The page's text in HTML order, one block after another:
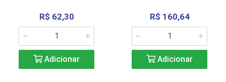
R$ 62,30
Adicionar
R$ 160,64
Adicionar